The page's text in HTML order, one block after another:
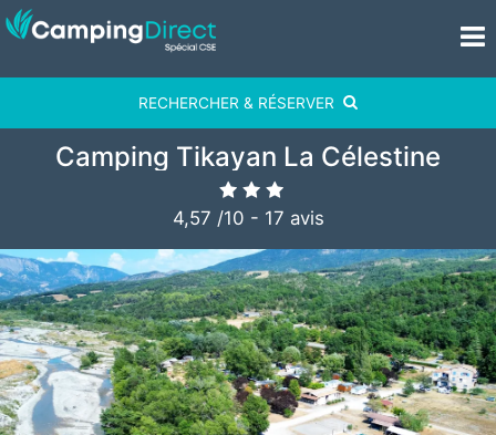
RECHERCHER & RÉSERVER
Camping Tikayan La Célestine
4,57 /10 - 17 avis